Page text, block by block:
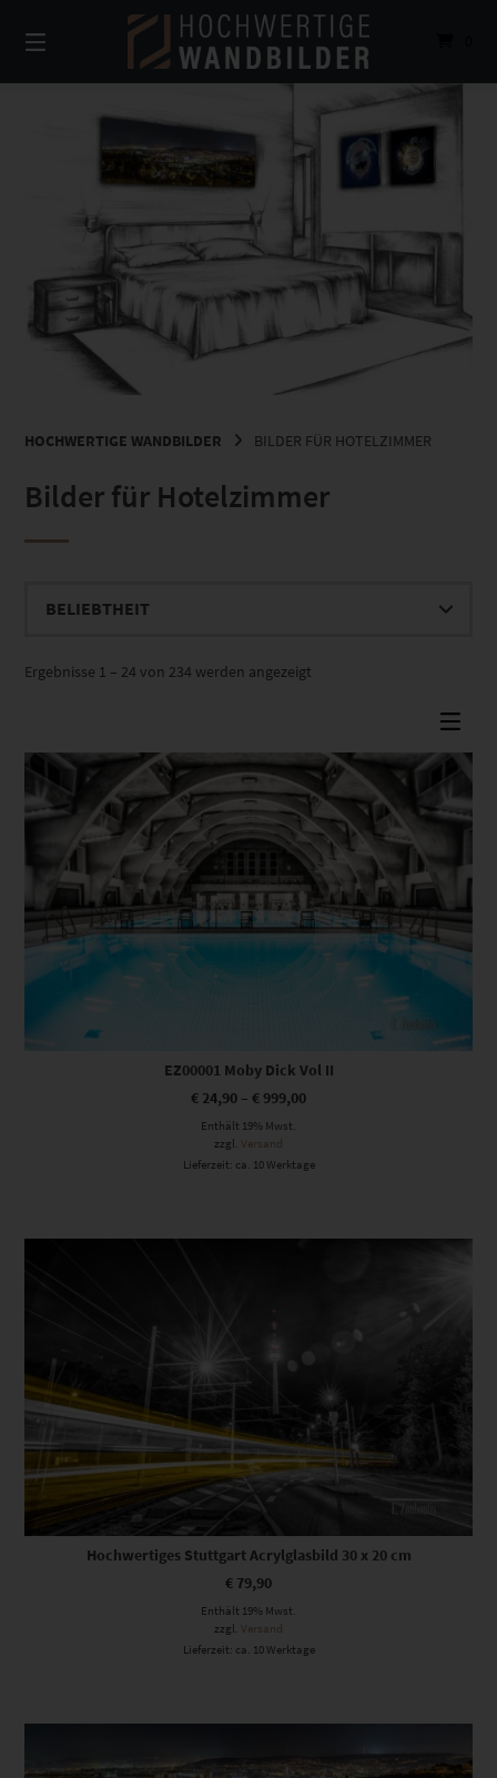
zum
Inhalt
HOCHWERTIGE WANDBILDER BILDER FÜR HOTELZIMMER
Bilder für Hotelzimmer
Ergebnisse 1 – 24 von 234 werden angezeigt
EZ00001 Moby Dick Vol II
€ 24,90 – € 999,00
Enthält 19% Mwst.
zzgl. Versand
Lieferzeit: ca. 10 Werktage
Hochwertiges Stuttgart Acrylglasbild 30 x 20 cm
€ 79,90
Enthält 19% Mwst.
zzgl. Versand
Lieferzeit: ca. 10 Werktage